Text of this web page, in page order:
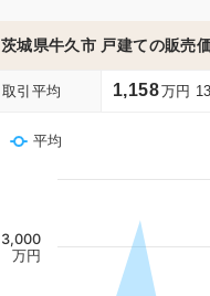
茨城県牛久市 戸建ての販売
取引平均 1,158万円
平均
3,000
万円